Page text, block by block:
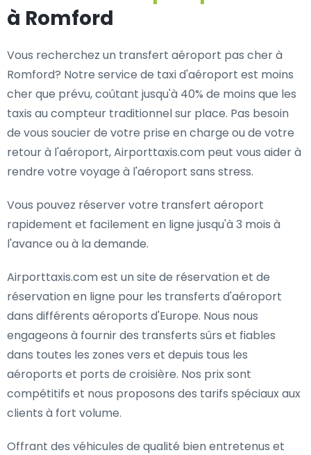
à Romford
Vous recherchez un transfert aéroport pas cher à
Romford? Notre service de taxi d'aéroport est moins
cher que prévu, coûtant jusqu'à 40% de moins que les
taxis au compteur traditionnel sur place. Pas besoin
de vous soucier de votre prise en charge ou de votre
retour à l'aéroport, Airporttaxis.com peut vous aider à
rendre votre voyage à l'aéroport sans stress.
Vous pouvez réserver votre transfert aéroport
rapidement et facilement en ligne jusqu'à 3 mois à
l'avance ou à la demande.
Airporttaxis.com est un site de réservation et de
réservation en ligne pour les transferts d'aéroport
dans différents aéroports d'Europe. Nous nous
engageons à fournir des transferts sûrs et fiables
dans toutes les zones vers et depuis tous les
aéroports et ports de croisière. Nos prix sont
compétitifs et nous proposons des tarifs spéciaux aux
clients à fort volume.
Offrant des véhicules de qualité bien entretenus et